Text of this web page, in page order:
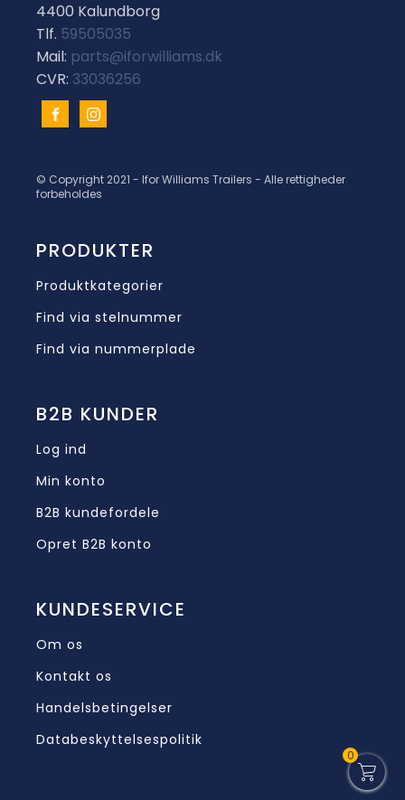
4400 Kalundborg
Tlf. 59505035
Mail: parts@iforwilliams.dk
CVR: 33036256
© Copyright 2021 - Ifor Williams Trailers - Alle rettigheder
forbeholdes
PRODUKTER
Produktkategorier
Find via stelnummer
Find via nummerplade
B2B KUNDER
Log ind
Min konto
B2B kundefordele
Opret B2B konto
KUNDESERVICE
Om os
Kontakt os
Handelsbetingelser
Databeskyttelsespolitik
0